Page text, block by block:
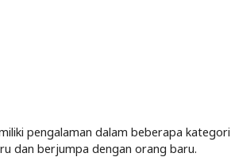
pengalaman dalam beberapa kategori
dan berjumpa dengan orang baru.